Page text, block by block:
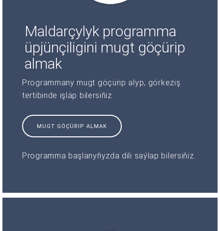
Maldarçylyk programma
üpjünçiligini mugt göçürip
almak
Programmany mugt göçürip alyp, görkeziş
tertibinde işläp bilersiňiz
MUGT GÖÇÜRIP ALMAK
Programma başlanyňyzda dili saýlap bilersiňiz.